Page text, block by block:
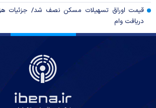
قیمت اوراق تسهیلات مسکن نصف شد/ جزئیات
دریافت وام